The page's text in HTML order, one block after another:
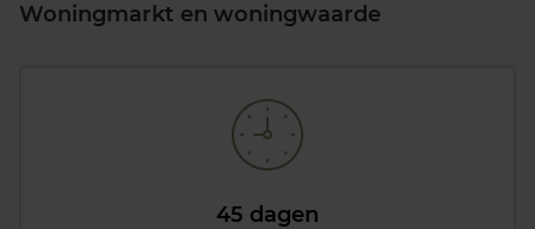
Woningmarkt en woningwaarde
45 dagen